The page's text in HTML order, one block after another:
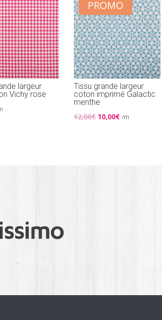
largeur
Vichy rose
PROMO
Tissu grande largeur
coton imprimé Galactic
menthe
12,00€ Le
10,00€Le
10,00€.
/m